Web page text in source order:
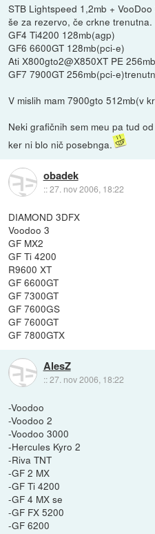
STB Lightspeed 1,2mb +
še za rezervo, če crkne trenutna.
GF4 Ti4200 128mb(agp)
GF6 6600GT 128mb(pci-e)
Ati X800gto2@X850XT PE
GF7 7900GT 256mb(pci-
V mislih mam 7900gto 512mb(v
Neki grafičnih sem meu pa tud
ker ni blo nič posebnga.
obadek
::27. nov 2006, 18:22
DIAMOND 3DFX
Voodoo 3
GF MX2
GF Ti 4200
R9600 XT
GF 6600GT
GF 7300GT
GF 7600GS
GF 7600GT
GF 7800GTX
AlesZ
::27. nov 2006, 18:22
-Voodoo
-Voodoo 2
-Voodoo 3000
-Hercules Kyro 2
-Riva TNT
-GF 2 MX
-GF Ti 4200
-GF 4 MX se
-GF FX 5200
-GF 6200